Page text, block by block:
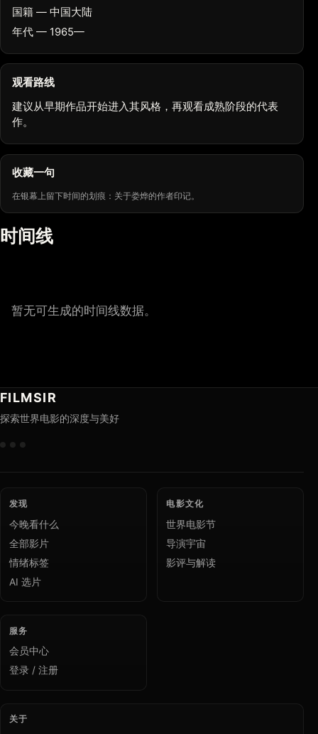
国籍 — 中国大陆
年代 — 1965—
观看路线
建议从早期作品开始进入其风格，再观看成熟阶段的代表
作。
收藏一句
在银幕上留下时间的划痕：关于娄烨的作者印记。
时间线
暂无可生成的时间线数据。
FILMSIR
探索世界电影的深度与美好
发现
今晚看什么
全部影片
情绪标签
AI 选片
电影文化
世界电影节
导演宇宙
影评与解读
服务
会员中心
登录 / 注册
关于